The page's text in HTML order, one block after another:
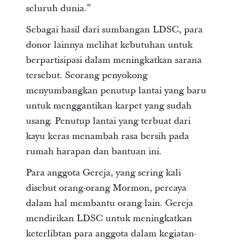
seluruh dunia.”
Sebagai hasil dari sumbangan LDSC, para
donor lainnya melihat kebutuhan untuk
berpartisipasi dalam meningkatkan sarana
tersebut. Seorang penyokong
menyumbangkan penutup lantai yang baru
untuk menggantikan karpet yang sudah
usang. Penutup lantai yang terbuat dari
kayu keras menambah rasa bersih pada
rumah harapan dan bantuan ini.
Para anggota Gereja, yang sering kali
disebut orang-orang Mormon, percaya
dalam hal membantu orang lain. Gereja
mendirikan LDSC untuk meningkatkan
keterlibtan para anggota dalam kegiatan-